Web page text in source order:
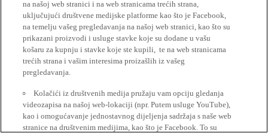
na našoj web stranici i na web stranicama trećih strana,
uključujući društvene medijske platforme kao što je Facebook,
na temelju vašeg pregledavanja na našoj web stranici, kao što su
prikazani proizvodi i usluge stavke koje su dodane u vašu
košaru za kupnju i stavke koje ste kupili, te na web stranicama
trećih strana i vašim interesima proizašlih iz vašeg
pregledavanja.
Kolačići iz društvenih medija pružaju vam opciju gledanja
videozapisa na našoj web-lokaciji (npr. Putem usluge YouTube),
kao i omogućavanje jednostavnog dijeljenja sadržaja s naše web
stranice na društvenim medijima, kao što je Facebook. To su